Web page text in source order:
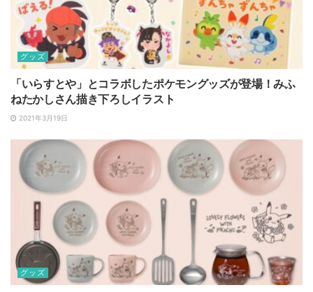
グッズ
「いらすとや」とコラボしたポケモングッズが登場！みふ
ねたかしさん描き下ろしイラスト
2021年3月19日
グッズ